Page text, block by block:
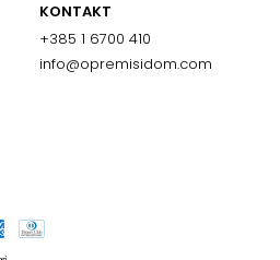
KONTAKT
+385 1 6700 410
info@opremisidom.com